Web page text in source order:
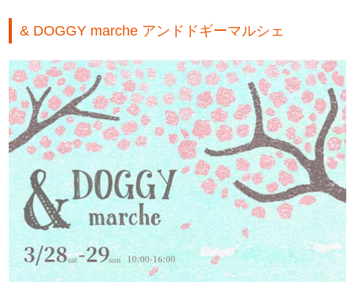
& DOGGY marche アンドドギーマルシェ